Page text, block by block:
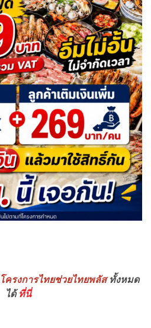
โครงการไทยช่วยไทยพลัสทั้งหมด
ได้ที่นี่